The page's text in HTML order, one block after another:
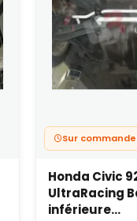
Sur commande
Honda Civic
UltraRacing
inférieure...